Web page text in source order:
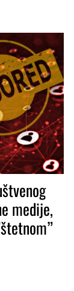
medije,